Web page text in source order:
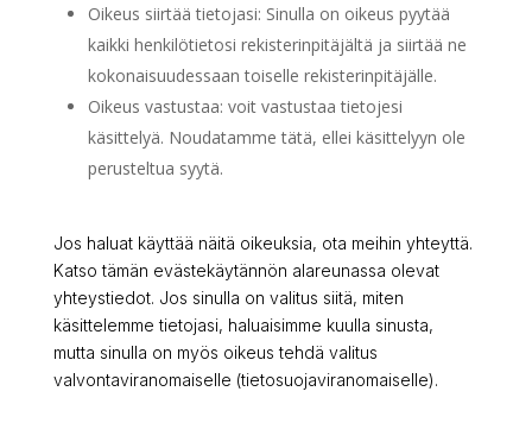
Oikeus siirtää tietojasi: Sinulla on oikeus pyytää
kaikki henkilötietosi rekisterinpitäjältä ja siirtää ne
kokonaisuudessaan toiselle rekisterinpitäjälle.
Oikeus vastustaa: voit vastustaa tietojesi
käsittelyä. Noudatamme tätä, ellei käsittelyyn ole
perusteltua syytä.
Jos haluat käyttää näitä oikeuksia, ota meihin yhteyttä.
Katso tämän evästekäytännön alareunassa olevat
yhteystiedot. Jos sinulla on valitus siitä, miten
käsittelemme tietojasi, haluaisimme kuulla sinusta,
mutta sinulla on myös oikeus tehdä valitus
valvontaviranomaiselle (tietosuojaviranomaiselle).